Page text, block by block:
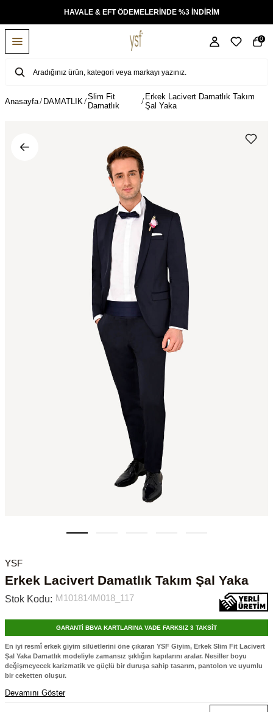
HAVALE & EFT ÖDEMELERİNDE %3 İNDİRİM
0
Anasayfa DAMATLIK Slim Fit
Damatlık
Erkek Lacivert Damatlık Takım
Şal Yaka
YSF
Erkek Lacivert Damatlık Takım Şal Yaka
Stok Kodu: M101814M018_117
GARANTİ BBVA KARTLARINA VADE FARKSIZ 3 TAKSİT
En iyi resmî erkek giyim silüetlerini öne çıkaran YSF Giyim, Erkek Slim Fit Lacivert
Şal Yaka Damatlık modeliyle zamansız şıklığın kapılarını aralar. Nesiller boyu
değişmeyecek karizmatik ve güçlü bir duruşa sahip tasarım, pantolon ve uyumlu
bir ceketten oluşur.
Devamını Göster